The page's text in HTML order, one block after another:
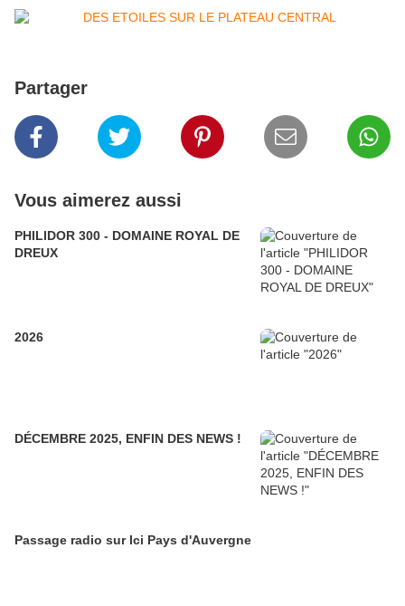
Partager
Vous aimerez aussi
PHILIDOR 300 - DOMAINE ROYAL DE
DREUX
2026
DÉCEMBRE 2025, ENFIN DES NEWS !
Passage radio sur Ici Pays d'Auvergne